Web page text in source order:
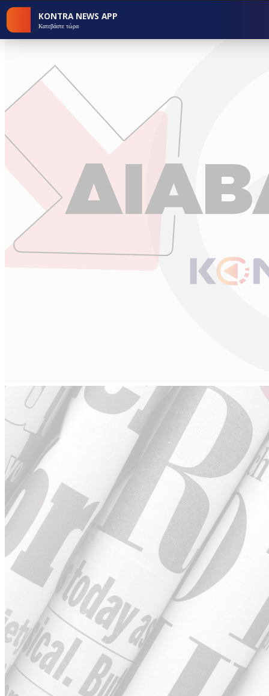
KONTRA NEWS APP
Κατεβάστε τώρα